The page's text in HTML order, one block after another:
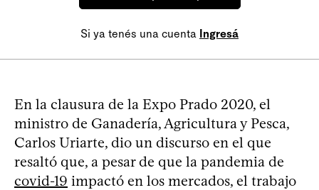
Si ya tenés una cuenta Ingresá
En la clausura de la Expo Prado 2020, el
ministro de Ganadería, Agricultura y Pesca,
Carlos Uriarte, dio un discurso en el que
resaltó que, a pesar de que la pandemia de
covid-19 impactó en los mercados, el trabajo